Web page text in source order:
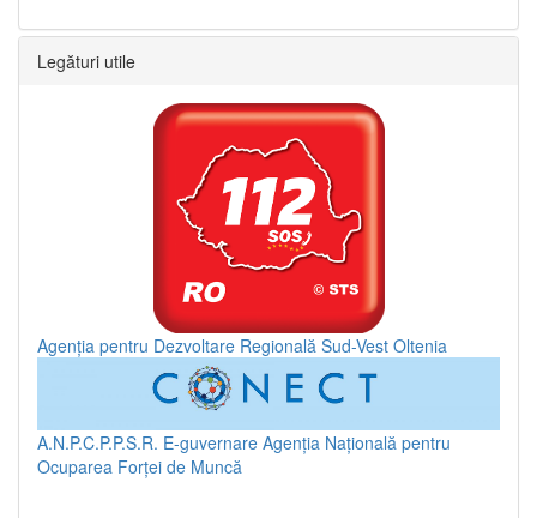
Legături utile
Agenția pentru Dezvoltare Regională Sud-Vest Oltenia
A.N.P.C.P.P.S.R. E-guvernare Agenția Națională pentru
Ocuparea Forței de Muncă